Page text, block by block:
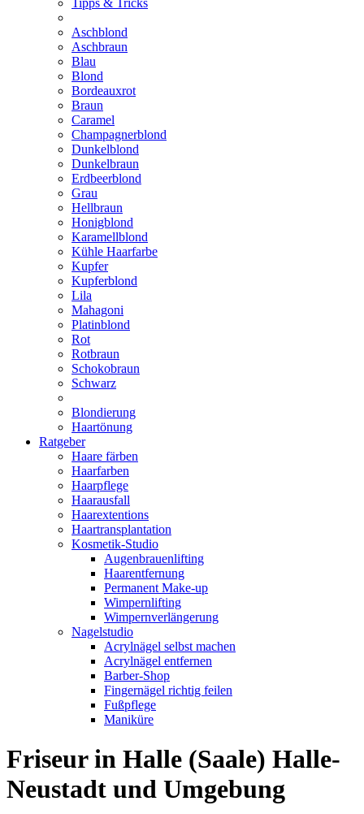
Tipps & Tricks
Aschblond
Aschbraun
Blau
Blond
Bordeauxrot
Braun
Caramel
Champagnerblond
Dunkelblond
Dunkelbraun
Erdbeerblond
Grau
Hellbraun
Honigblond
Karamellblond
Kühle Haarfarbe
Kupfer
Kupferblond
Lila
Mahagoni
Platinblond
Rot
Rotbraun
Schokobraun
Schwarz
Blondierung
Haartönung
Ratgeber
Haare färben
Haarfarben
Haarpflege
Haarausfall
Haarextentions
Haartransplantation
Kosmetik-Studio
Augenbrauenlifting
Haarentfernung
Permanent Make-up
Wimpernlifting
Wimpernverlängerung
Nagelstudio
Acrylnägel selbst machen
Acrylnägel entfernen
Barber-Shop
Fingernägel richtig feilen
Fußpflege
Maniküre
Friseur in Halle (Saale) Halle-
Neustadt und Umgebung